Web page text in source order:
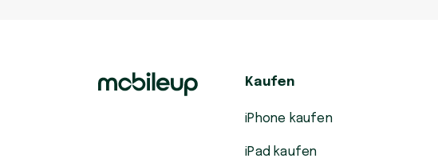
Kaufen
iPhone kaufen
iPad kaufen